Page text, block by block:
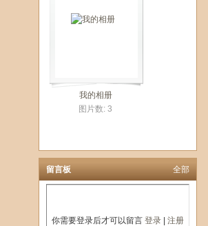
我的相册
图片数: 3
留言板 全部
你需要登录后才可以留言 登录 注册